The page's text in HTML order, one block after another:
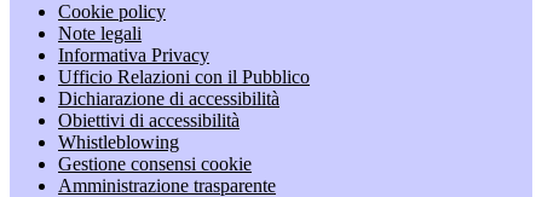
Cookie policy
Note legali
Informativa Privacy
Ufficio Relazioni con il Pubblico
Dichiarazione di accessibilità
Obiettivi di accessibilità
Whistleblowing
Gestione consensi cookie
Amministrazione trasparente